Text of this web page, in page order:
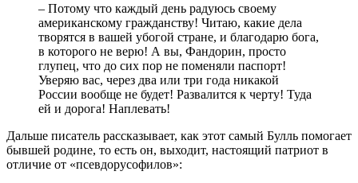
– Потому что каждый день радуюсь своему
американскому гражданству! Читаю, какие дела
творятся в вашей убогой стране, и благодарю бога,
в которого не верю! А вы, Фандорин, просто
глупец, что до сих пор не поменяли паспорт!
Уверяю вас, через два или три года никакой
России вообще не будет! Развалится к черту! Туда
ей и дорога! Наплевать!
Дальше писатель рассказывает, как этот самый Булль помогает
бывшей родине, то есть он, выходит, настоящий патриот в
отличие от «псевдорусофилов»: